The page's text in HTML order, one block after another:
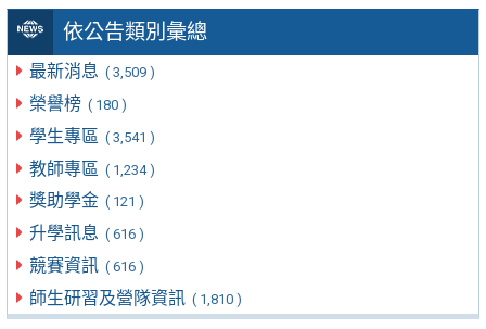
依公告類別彙總
最新消息 ( 3,509 )
榮譽榜 ( 180 )
學生專區 ( 3,541 )
教師專區 ( 1,234 )
獎助學金 ( 121 )
升學訊息 ( 616 )
競賽資訊 ( 616 )
師生研習及營隊資訊 ( 1,810 )